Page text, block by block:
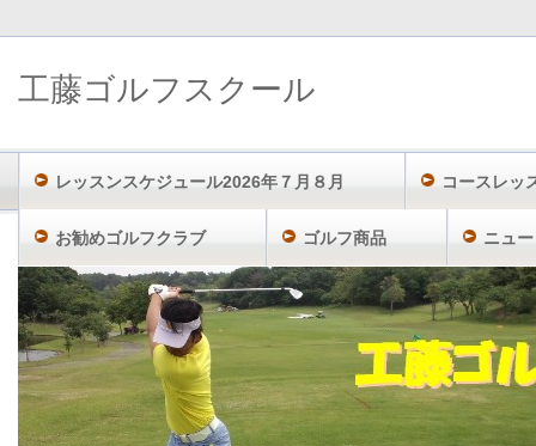
工藤ゴルフスクール TOP スクエアゴルフ理論 池田勇太のスイング技術
工藤ゴルフスクール
レッスンスケジュール2026年７月８月 コースレッ
お勧めゴルフクラブ ゴルフ商品 ニュ